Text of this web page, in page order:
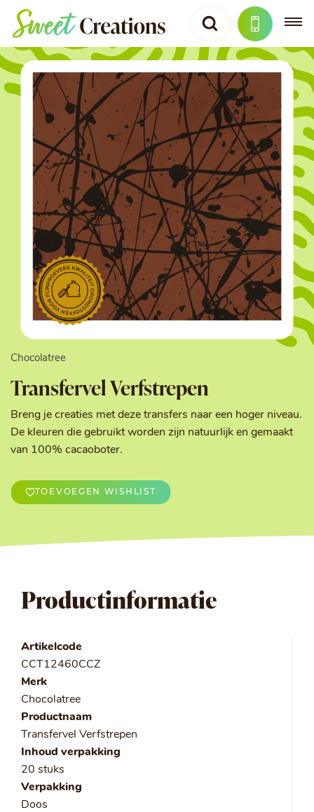
Chocolatree
Transfervel Verfstrepen
Breng je creaties met deze transfers naar een hoger niveau.
De kleuren die gebruikt worden zijn natuurlijk en gemaakt
van 100% cacaoboter.
TOEVOEGEN WISHLIST
Productinformatie
Artikelcode
CCT12460CCZ
Merk
Chocolatree
Productnaam
Transfervel Verfstrepen
Inhoud verpakking
20 stuks
Verpakking
Doos